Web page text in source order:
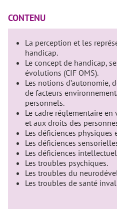
CONTENU
La perception et les
handicap.
Le concept de handicap,
évolutions (CIF OMS).
Les notions d’autonomie,
de facteurs
personnels.
Le cadre réglementaire
et aux droits des
Les déficiences physiques
Les déficiences
Les déficiences
Les troubles psychiques.
Les troubles du
Les troubles de santé